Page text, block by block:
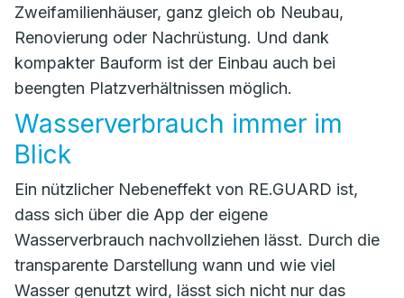
Zweifamilienhäuser, ganz gleich ob Neubau,
Renovierung oder Nachrüstung. Und dank
kompakter Bauform ist der Einbau auch bei
beengten Platzverhältnissen möglich.
Wasserverbrauch immer im
Blick
Ein nützlicher Nebeneffekt von RE.GUARD ist,
dass sich über die App der eigene
Wasserverbrauch nachvollziehen lässt. Durch die
transparente Darstellung wann und wie viel
Wasser genutzt wird, lässt sich nicht nur das